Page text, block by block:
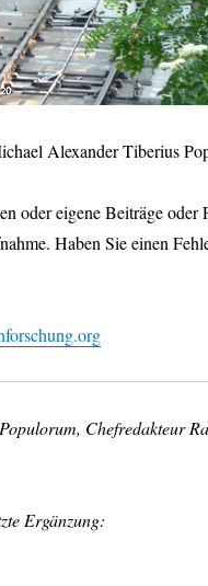
Alexander Tiberius
oder eigene Beiträge oder
Haben Sie einen
Chefredakteur
Ergänzung: